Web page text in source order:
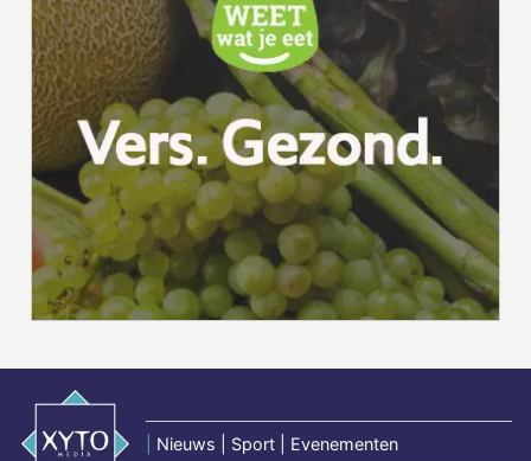
Nieuws | Sport | Evenementen